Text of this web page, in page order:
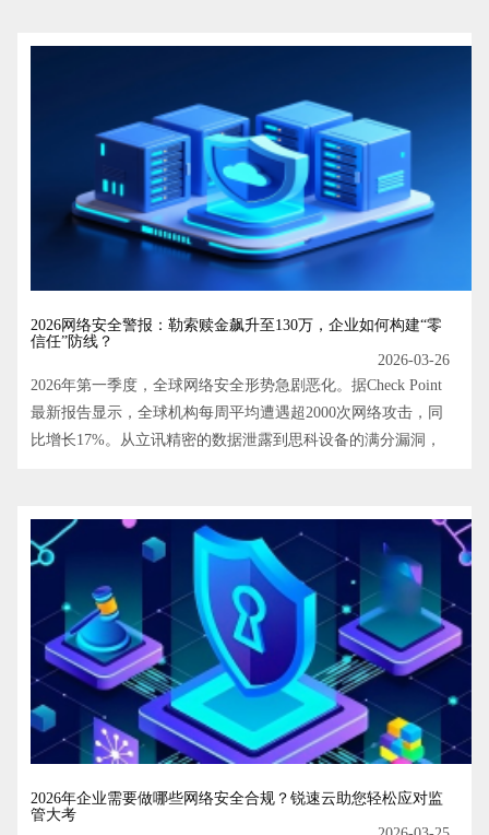
设到测评的全流程，并介绍下一代防火墙、主机安全、堡垒机
2026网络安全警报：勒索赎金飙升至130万，企业如何构建“零
信任”防线？
2026-03-26
2026年第一季度，全球网络安全形势急剧恶化。据Check Point
最新报告显示，全球机构每周平均遭遇超2000次网络攻击，同
比增长17%。从立讯精密的数据泄露到思科设备的满分漏洞，
该如何破局？本文将深度解析2026年安全热点，并介绍下一代
防火墙、主机安全、数据防泄漏（DLP）及锐速云等关键安全
2026年企业需要做哪些网络安全合规？锐速云助您轻松应对监
管大考